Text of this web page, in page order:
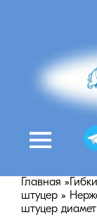
Главная »
штуцер »
штуцер